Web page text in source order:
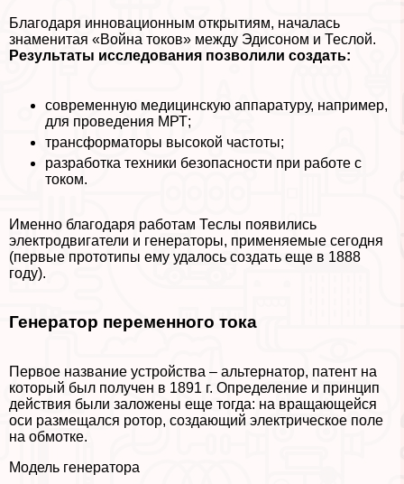
Благодаря инновационным открытиям, началась
знаменитая «Война токов» между Эдисоном и Теслой.
Результаты исследования позволили создать:
современную медицинскую аппаратуру, например,
для проведения МРТ;
трaнcформаторы высокой частоты;
разработка техники безопасности при работе с
током.
Именно благодаря работам Теслы появились
электродвигатели и генераторы, применяемые сегодня
(первые прототипы ему удалось создать еще в 1888
году).
Генератор переменного тока
Первое название устройства – альтернатор, патент на
который был получен в 1891 г. Определение и принцип
действия были заложены еще тогда: на вращающейся
оси размещался ротор, создающий электрическое поле
на обмотке.
Модель генератора